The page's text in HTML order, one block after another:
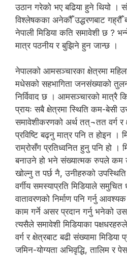
उठान गरेको भए बढिया हुने थियो ।
विश्लेषकका अनेकौँ उद्धरणबाट
नेपाली मिडिया कति समावेशी छ ?
मात्र पठनीय र बुझिने हुन जान्छ ।
नेपालको आमसञ्चारका क्षेत्रमा
मधेसको सहभागिता जनसंख्याको
निर्विवाद छ । आमसञ्चारको मात्रै
प्रायः सबै क्षेत्रमा स्थिति कम-बेसी
समावेशीकरणको अर्थ तत्¬तत वर्ग र
प्रविष्टि बढ्नु मात्र पनि त होइन ।
राम्रोसँग प्रतिध्वनित हुनु पनि हो ।
बनाउने हो भने संख्यात्मक रुपले कम
खोल्नु त पर्छ नै, उनीहरुको
वर्गीय समस्याप्रति मिडियाले समुचित
वातावरणको निर्माण पनि गर्नु
काम गर्ने असर प्रदान गर्नु भनेको
त्यसैले समावेशी मिडियाका
वर्ग र क्षेत्रबाट बढी संख्यामा
जमिन-योग्यता अभिवृद्धि, तालिम र